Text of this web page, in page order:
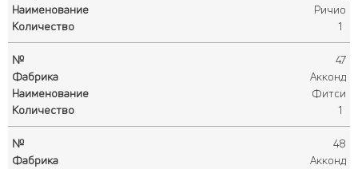
Ричио
1
47
Акконд
Фитси
1
48
Акконд